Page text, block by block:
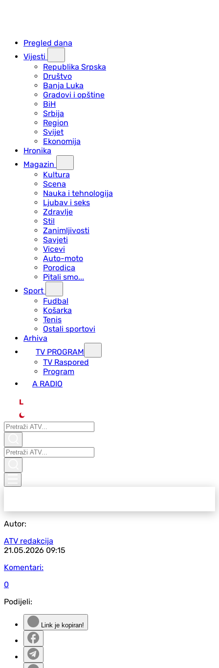
Pregled dana
Vijesti
Republika Srpska
Društvo
Banja Luka
Gradovi i opštine
BiH
Srbija
Region
Svijet
Ekonomija
Hronika
Magazin
Kultura
Scena
Nauka i tehnologija
Ljubav i seks
Zdravlje
Stil
Zanimljivosti
Savjeti
Vicevi
Auto-moto
Porodica
Pitali smo...
Sport
Fudbal
Košarka
Tenis
Ostali sportovi
Arhiva
TV PROGRAM
ТV Raspored
Program
A RADIO
L
Autor:
ATV redakcija
21.05.2026 09:15
Komentari:
0
Podijeli:
Link je kopiran!